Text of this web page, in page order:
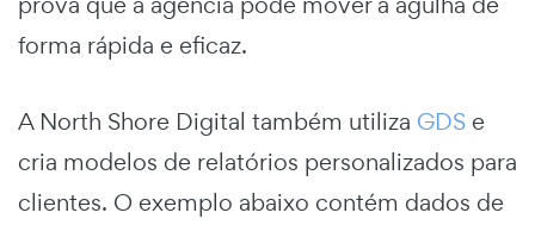
forma rápida e eficaz.
A North Shore Digital também utiliza GDS e
cria modelos de relatórios personalizados para
clientes. O exemplo abaixo contém dados de